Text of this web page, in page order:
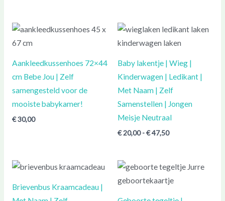
Aankleedkussenhoes 72×44
cm Bebe Jou | Zelf
samengesteld voor de
mooiste babykamer!
€30,00
Baby lakentje | Wieg |
Kinderwagen | Ledikant |
Met Naam | Zelf
Samenstellen | Jongen
Meisje Neutraal
€20,00 -€47,50
Prijsklasse:
tot
Brievenbus Kraamcadeau |
Prijsklasse:
€ 40,00